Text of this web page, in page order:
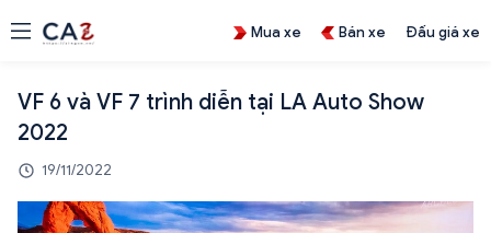
Mua xe Bán xe Đấu giá xe
VF 6 và VF 7 trình diễn tại LA Auto Show
2022
19/11/2022